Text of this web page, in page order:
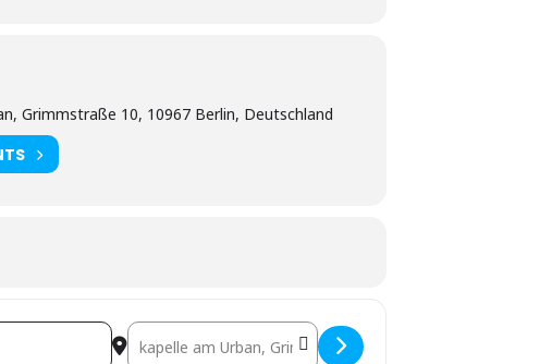
Grimmstraße 10, 10967 Berlin, Deutschland
Destination Address - Dreamtime Healing